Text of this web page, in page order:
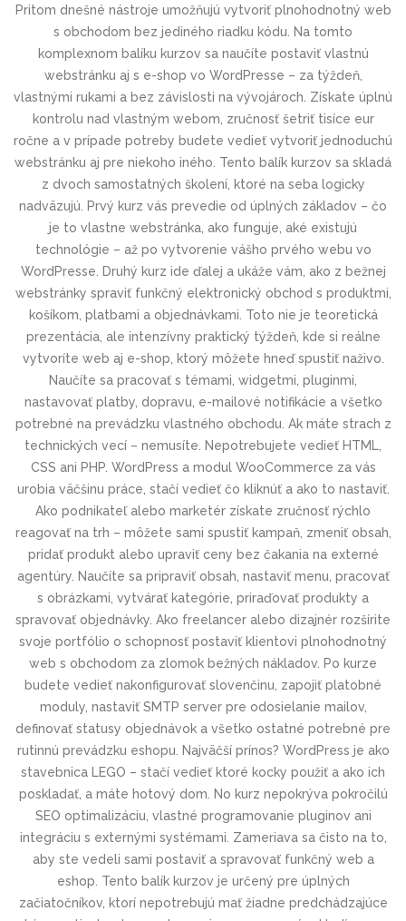
Pritom dnešné nástroje umožňujú vytvoriť plnohodnotný web
s obchodom bez jediného riadku kódu. Na tomto
komplexnom balíku kurzov sa naučíte postaviť vlastnú
webstránku aj s e-shop vo WordPresse – za týždeň,
vlastnými rukami a bez závislosti na vývojároch. Získate úplnú
kontrolu nad vlastným webom, zručnosť šetriť tisíce eur
ročne a v prípade potreby budete vedieť vytvoriť jednoduchú
webstránku aj pre niekoho iného. Tento balík kurzov sa skladá
z dvoch samostatných školení, ktoré na seba logicky
nadväzujú. Prvý kurz vás prevedie od úplných základov – čo
je to vlastne webstránka, ako funguje, aké existujú
technológie – až po vytvorenie vášho prvého webu vo
WordPresse. Druhý kurz ide ďalej a ukáže vám, ako z bežnej
webstránky spraviť funkčný elektronický obchod s produktmi,
košíkom, platbami a objednávkami. Toto nie je teoretická
prezentácia, ale intenzívny praktický týždeň, kde si reálne
vytvoríte web aj e-shop, ktorý môžete hneď spustiť naživo.
Naučíte sa pracovať s témami, widgetmi, pluginmi,
nastavovať platby, dopravu, e-mailové notifikácie a všetko
potrebné na prevádzku vlastného obchodu. Ak máte strach z
technických vecí – nemusíte. Nepotrebujete vedieť HTML,
CSS ani PHP. WordPress a modul WooCommerce za vás
urobia väčšinu práce, stačí vedieť čo kliknúť a ako to nastaviť.
Ako podnikateľ alebo marketér získate zručnosť rýchlo
reagovať na trh – môžete sami spustiť kampaň, zmeniť obsah,
pridať produkt alebo upraviť ceny bez čakania na externé
agentúry. Naučíte sa pripraviť obsah, nastaviť menu, pracovať
s obrázkami, vytvárať kategórie, priraďovať produkty a
spravovať objednávky. Ako freelancer alebo dizajnér rozšírite
svoje portfólio o schopnosť postaviť klientovi plnohodnotný
web s obchodom za zlomok bežných nákladov. Po kurze
budete vedieť nakonfigurovať slovenčinu, zapojiť platobné
moduly, nastaviť SMTP server pre odosielanie mailov,
definovať statusy objednávok a všetko ostatné potrebné pre
rutinnú prevádzku eshopu. Najväčší prínos? WordPress je ako
stavebnica LEGO – stačí vedieť ktoré kocky použiť a ako ich
poskladať, a máte hotový dom. No kurz nepokrýva pokročilú
SEO optimalizáciu, vlastné programovanie pluginov ani
integráciu s externými systémami. Zameriava sa čisto na to,
aby ste vedeli sami postaviť a spravovať funkčný web a
eshop. Tento balík kurzov je určený pre úplných
začiatočníkov, ktorí nepotrebujú mať žiadne predchádzajúce